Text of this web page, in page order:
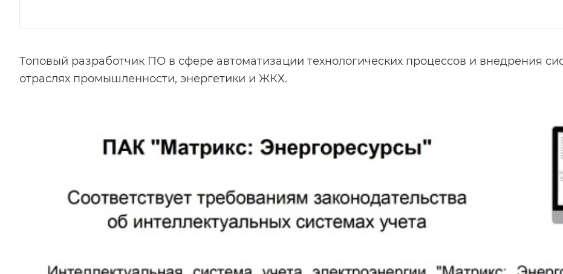
Топовый разработчик ПО в сфере автоматизации технологических процессов и внедрения
отраслях промышленности, энергетики и ЖКХ.